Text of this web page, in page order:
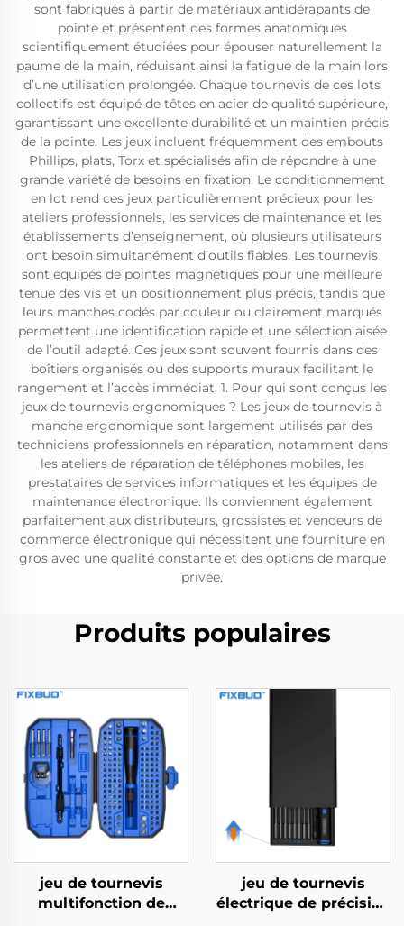
sont fabriqués à partir de matériaux antidérapants de
pointe et présentent des formes anatomiques
scientifiquement étudiées pour épouser naturellement la
paume de la main, réduisant ainsi la fatigue de la main lors
d’une utilisation prolongée. Chaque tournevis de ces lots
collectifs est équipé de têtes en acier de qualité supérieure,
garantissant une excellente durabilité et un maintien précis
de la pointe. Les jeux incluent fréquemment des embouts
Phillips, plats, Torx et spécialisés afin de répondre à une
grande variété de besoins en fixation. Le conditionnement
en lot rend ces jeux particulièrement précieux pour les
ateliers professionnels, les services de maintenance et les
établissements d’enseignement, où plusieurs utilisateurs
ont besoin simultanément d’outils fiables. Les tournevis
sont équipés de pointes magnétiques pour une meilleure
tenue des vis et un positionnement plus précis, tandis que
leurs manches codés par couleur ou clairement marqués
permettent une identification rapide et une sélection aisée
de l’outil adapté. Ces jeux sont souvent fournis dans des
boîtiers organisés ou des supports muraux facilitant le
rangement et l’accès immédiat. 1. Pour qui sont conçus les
jeux de tournevis ergonomiques ? Les jeux de tournevis à
manche ergonomique sont largement utilisés par des
techniciens professionnels en réparation, notamment dans
les ateliers de réparation de téléphones mobiles, les
prestataires de services informatiques et les équipes de
maintenance électronique. Ils conviennent également
parfaitement aux distributeurs, grossistes et vendeurs de
commerce électronique qui nécessitent une fourniture en
gros avec une qualité constante et des options de marque
privée.
Produits populaires
jeu de tournevis
multifonction de
jeu de tournevis
électrique de précision